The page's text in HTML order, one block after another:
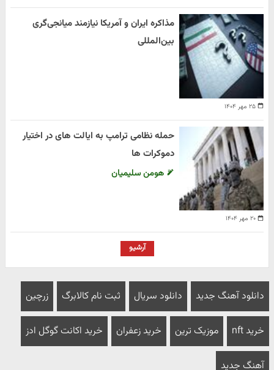
۲۵ مهر ۱۴۰۴
مذاکره ایران و آمریکا نیازمند میانجی‌گری
بین‌المللی
۲۰ مهر ۱۴۰۴
حمله نظامی ترامپ به ایالت های در اختیار
دموکرات ها
هومن سلیمیان
آرشیو
دانلود آهنگ جدید دانلود سریال ثبت نام کالابرگ زرچین
خرید nft موزیک ترین خرید زعفران خرید اکانت گوگل ادز
آهنگ جدید